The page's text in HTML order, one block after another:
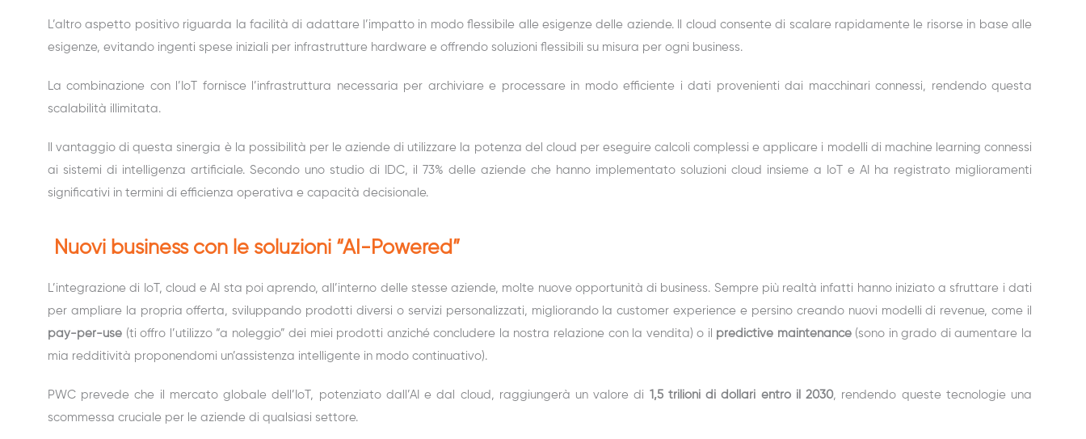
L’altro aspetto positivo riguarda la facilità di adattare l’impatto in modo flessibile alle esigenze delle aziende. Il cloud consente di scalare rapidamente le risorse in base alle
esigenze, evitando ingenti spese iniziali per infrastrutture hardware e offrendo soluzioni flessibili su misura per ogni business.
La combinazione con l’IoT fornisce l’infrastruttura necessaria per archiviare e processare in modo efficiente i dati provenienti dai macchinari connessi, rendendo questa
scalabilità illimitata.
Il vantaggio di questa sinergia è la possibilità per le aziende di utilizzare la potenza del cloud per eseguire calcoli complessi e applicare i modelli di machine learning connessi
ai sistemi di intelligenza artificiale. Secondo uno studio di IDC, il 73% delle aziende che hanno implementato soluzioni cloud insieme a IoT e AI ha registrato miglioramenti
significativi in termini di efficienza operativa e capacità decisionale.
Nuovi business con le soluzioni “AI-Powered”
L’integrazione di IoT, cloud e AI sta poi aprendo, all’interno delle stesse aziende, molte nuove opportunità di business. Sempre più realtà infatti hanno iniziato a sfruttare i dati
per ampliare la propria offerta, sviluppando prodotti diversi o servizi personalizzati, migliorando la customer experience e persino creando nuovi modelli di revenue, come il
pay-per-use (ti offro l’utilizzo “a noleggio” dei miei prodotti anziché concludere la nostra relazione con la vendita) o il predictive maintenance(sono in grado di aumentare la
mia redditività proponendomi un’assistenza intelligente in modo continuativo).
PWC prevede che il mercato globale dell’IoT, potenziato dall’AI e dal cloud, raggiungerà un valore di 1,5 trilioni di dollari entro il 2030, rendendo queste tecnologie una
scommessa cruciale per le aziende di qualsiasi settore.